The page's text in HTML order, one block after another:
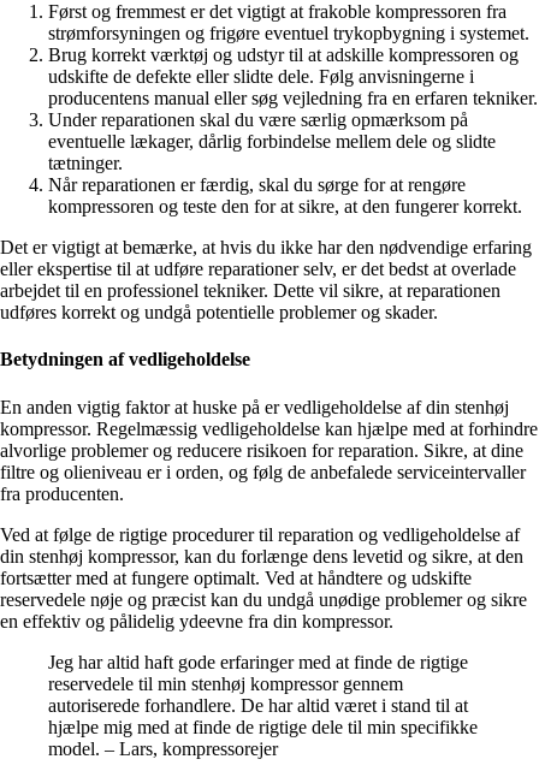
Først og fremmest er det vigtigt at frakoble kompressoren fra
strømforsyningen og frigøre eventuel trykopbygning i systemet.
Brug korrekt værktøj og udstyr til at adskille kompressoren og
udskifte de defekte eller slidte dele. Følg anvisningerne i
producentens manual eller søg vejledning fra en erfaren tekniker.
Under reparationen skal du være særlig opmærksom på
eventuelle lækager, dårlig forbindelse mellem dele og slidte
tætninger.
Når reparationen er færdig, skal du sørge for at rengøre
kompressoren og teste den for at sikre, at den fungerer korrekt.
Det er vigtigt at bemærke, at hvis du ikke har den nødvendige erfaring
eller ekspertise til at udføre reparationer selv, er det bedst at overlade
arbejdet til en professionel tekniker. Dette vil sikre, at reparationen
udføres korrekt og undgå potentielle problemer og skader.
Betydningen af vedligeholdelse
En anden vigtig faktor at huske på er vedligeholdelse af din stenhøj
kompressor. Regelmæssig vedligeholdelse kan hjælpe med at forhindre
alvorlige problemer og reducere risikoen for reparation. Sikre, at dine
filtre og olieniveau er i orden, og følg de anbefalede serviceintervaller
fra producenten.
Ved at følge de rigtige procedurer til reparation og vedligeholdelse af
din stenhøj kompressor, kan du forlænge dens levetid og sikre, at den
fortsætter med at fungere optimalt. Ved at håndtere og udskifte
reservedele nøje og præcist kan du undgå unødige problemer og sikre
en effektiv og pålidelig ydeevne fra din kompressor.
Jeg har altid haft gode erfaringer med at finde de rigtige
reservedele til min stenhøj kompressor gennem
autoriserede forhandlere. De har altid været i stand til at
hjælpe mig med at finde de rigtige dele til min specifikke
model. – Lars, kompressorejer